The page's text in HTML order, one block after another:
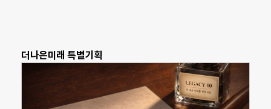
더나은미래 특별기획